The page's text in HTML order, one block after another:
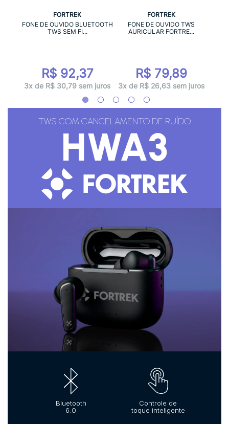
FORTREK
FONE DE OUVIDO BLUETOOTH
TWS SEM FI...
R$ 92,37
3x de R$ 30,79 sem juros
FORTREK
FONE DE OUVIDO TWS
AURICULAR FORTRE...
R$ 79,89
3x de R$ 26,63 sem juros